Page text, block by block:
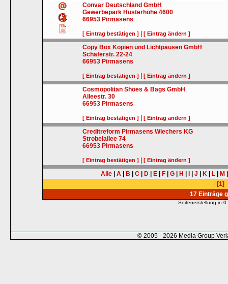
Convar Deutschland GmbH
Gewerbepark Husterhöhe 4600
66953 Pirmasens
[ Eintrag bestätigen ] |[ Eintrag ändern ]
Copy Box Kopien und Lichtpausen GmbH
Schäferstr. 22-24
66953 Pirmasens
[ Eintrag bestätigen ] |[ Eintrag ändern ]
Cosmopolitan Shoes & Bags GmbH
Alleestr. 30
66953 Pirmasens
[ Eintrag bestätigen ] |[ Eintrag ändern ]
Creditreform Pirmasens Wiechers KG
Strobelallee 74
66953 Pirmasens
[ Eintrag bestätigen ] |[ Eintrag ändern ]
Alle A B C D E F G H J K L M
[1]
17 Einträge
Seitenerstellung in
© 2005 - 2026 Media Group